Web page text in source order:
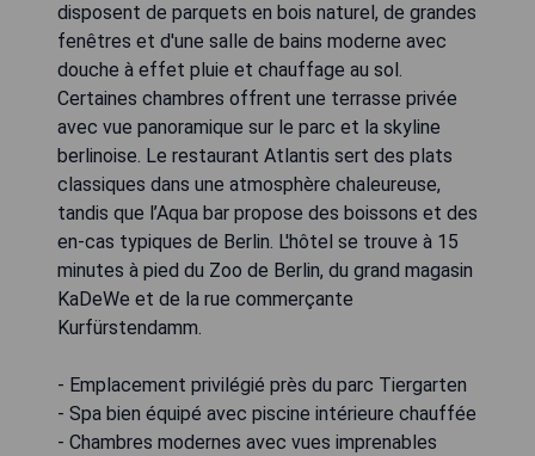
disposent de parquets en bois naturel, de grandes
fenêtres et d'une salle de bains moderne avec
douche à effet pluie et chauffage au sol.
Certaines chambres offrent une terrasse privée
avec vue panoramique sur le parc et la skyline
berlinoise. Le restaurant Atlantis sert des plats
classiques dans une atmosphère chaleureuse,
tandis que l’Aqua bar propose des boissons et des
en-cas typiques de Berlin. L'hôtel se trouve à 15
minutes à pied du Zoo de Berlin, du grand magasin
KaDeWe et de la rue commerçante
Kurfürstendamm.
- Emplacement privilégié près du parc Tiergarten
- Spa bien équipé avec piscine intérieure chauffée
- Chambres modernes avec vues imprenables